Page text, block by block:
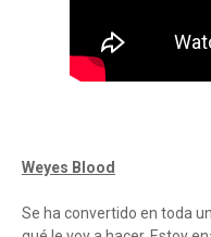
Weyes Blood
Se ha convertido en toda